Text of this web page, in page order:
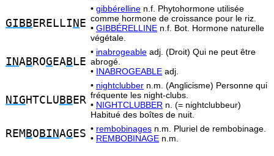
GIBB ERELLI N E
• gibbérelline n.f. Phytohormone utilisée
comme hormone de croissance pour le riz.
• GIBBÉRELLINE n.f. Bot. Hormone naturelle
végétale.
INAB ROG EAB LE
• inabrogeable adj. (Droit) Qui ne peut être
abrogé.
• INABROGEABLE adj.
NIG HTCLU BB ER
• nightclubber n.m. (Anglicisme) Personne qui
fréquente les night-clubs.
• NIGHTCLUBBER n. (= nightclubbeur)
Habitué des boîtes de nuit.
REM BO BINAG ES • rembobinages n.m. Pluriel de rembobinage.
• REMBOBINAGE n.m.